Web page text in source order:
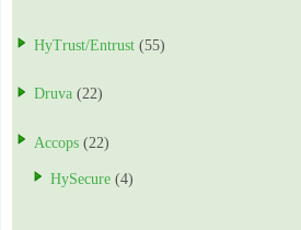
HyTrust/Entrust (55)
Druva (22)
Accops (22)
HySecure (4)